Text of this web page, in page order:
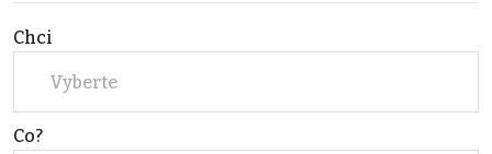
Chci
Vyberte
Co?